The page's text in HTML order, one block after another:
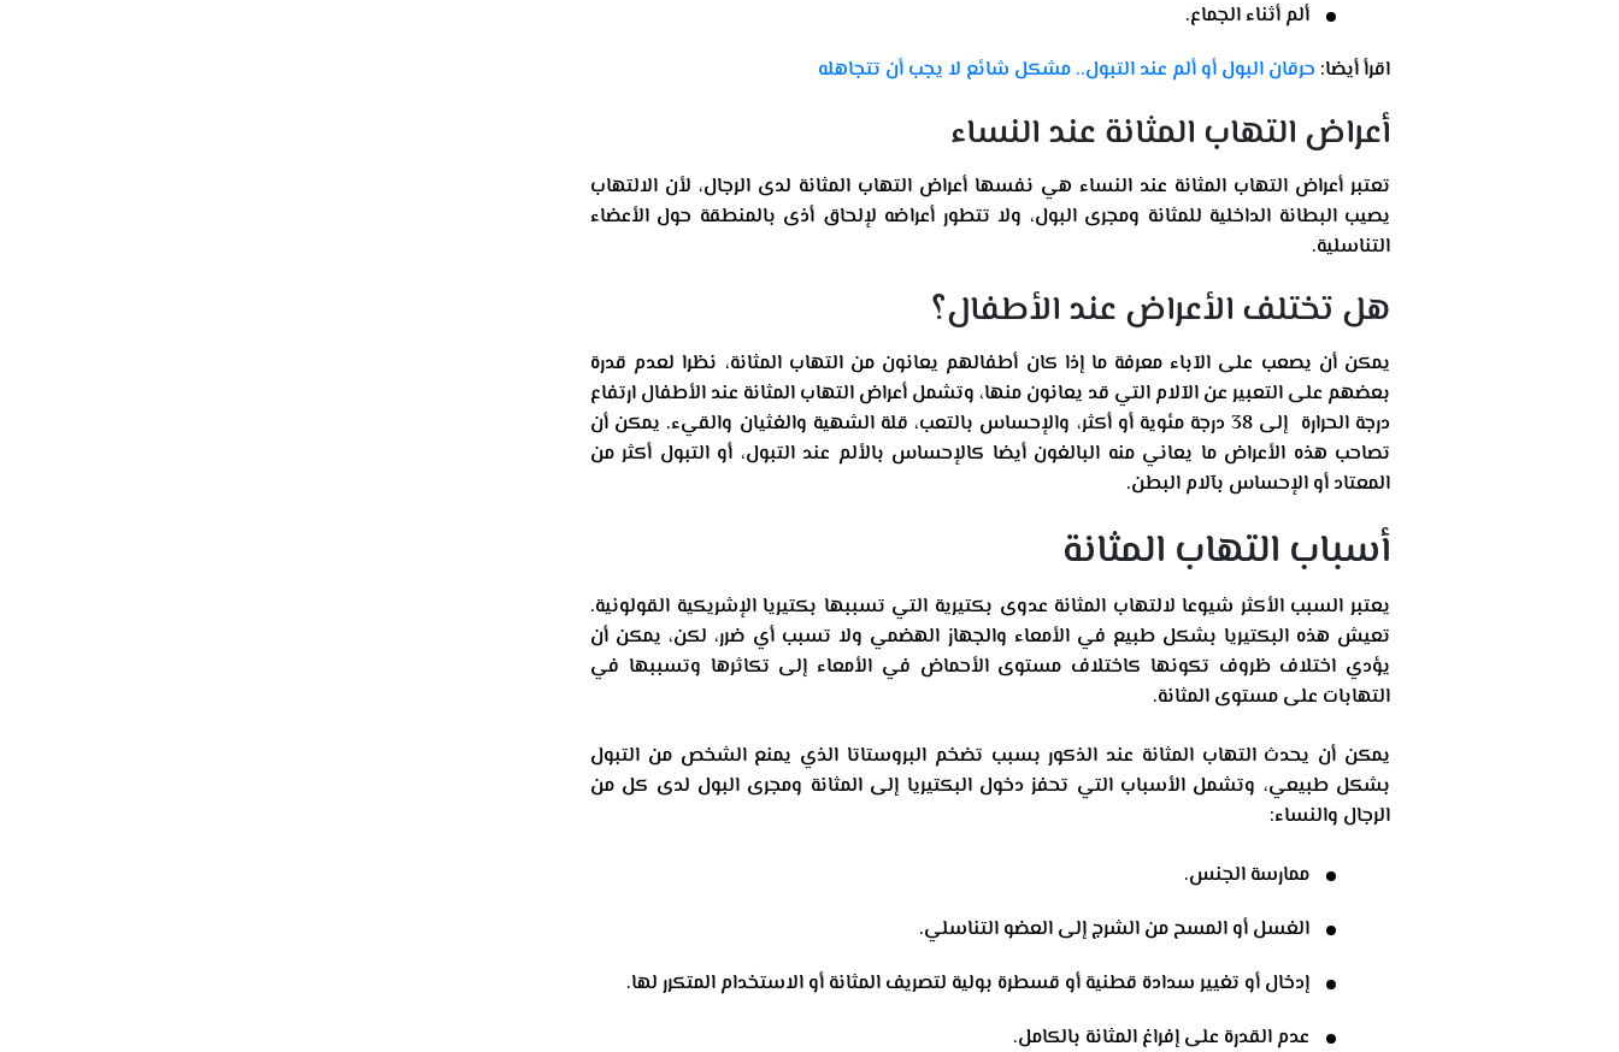
ألم أثناء الجماع.
اقرأ أيضا: حرقان البول أو ألم عند التبول.. مشكل شائع لا يجب أن تتجاهله
أعراض التهاب المثانة عند النساء
تعتبر أعراض التهاب المثانة عند النساء هي نفسها أعراض التهاب المثانة لدى الرجال، لأن الالتهاب
يصيب البطانة الداخلية للمثانة ومجرى البول، ولا تتطور أعراضه لإلحاق أذى بالمنطقة حول الأعضاء
التناسلية.
هل تختلف الأعراض عند الأطفال؟
يمكن أن يصعب على الآباء معرفة ما إذا كان أطفالهم يعانون من التهاب المثانة، نظرا لعدم قدرة
بعضهم على التعبير عن الآلام التي قد يعانون منها، وتشمل أعراض التهاب المثانة عند الأطفال ارتفاع
درجة الحرارة إلى 38 درجة مئوية أو أكثر، والإحساس بالتعب، قلة الشهية والغثيان والقيء. يمكن أن
تصاحب هذه الأعراض ما يعاني منه البالغون أيضا كالإحساس بالألم عند التبول، أو التبول أكثر من
المعتاد أو الإحساس بآلام البطن.
أسباب التهاب المثانة
يعتبر السبب الأكثر شيوعا لالتهاب المثانة عدوى بكتيرية التي تسببها بكتيريا الإشريكية القولونية.
تعيش هذه البكتيريا بشكل طبيع في الأمعاء والجهاز الهضمي ولا تسبب أي ضرر، لكن، يمكن أن
يؤدي اختلاف ظروف تكونها كاختلاف مستوى الأحماض في الأمعاء إلى تكاثرها وتسببها في
التهابات على مستوى المثانة.
يمكن أن يحدث التهاب المثانة عند الذكور بسبب تضخم البروستاتا الذي يمنع الشخص من التبول
بشكل طبيعي، وتشمل الأسباب التي تحفز دخول البكتيريا إلى المثانة ومجرى البول لدى كل من
الرجال والنساء:
ممارسة الجنس.
الغسل أو المسح من الشرج إلى العضو التناسلي.
إدخال أو تغيير سدادة قطنية أو قسطرة بولية لتصريف المثانة أو الاستخدام المتكرر لها.
عدم القدرة على إفراغ المثانة بالكامل.